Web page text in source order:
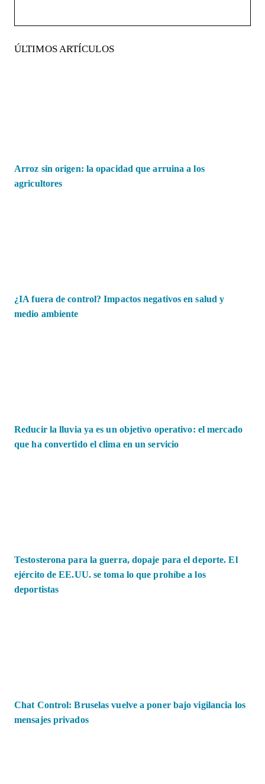
ÚLTIMOS ARTÍCULOS
Arroz sin origen: la opacidad que arruina a los
agricultores
¿IA fuera de control? Impactos negativos en salud y
medio ambiente
Reducir la lluvia ya es un objetivo operativo: el mercado
que ha convertido el clima en un servicio
Testosterona para la guerra, dopaje para el deporte. El
ejército de EE.UU. se toma lo que prohíbe a los
deportistas
Chat Control: Bruselas vuelve a poner bajo vigilancia los
mensajes privados